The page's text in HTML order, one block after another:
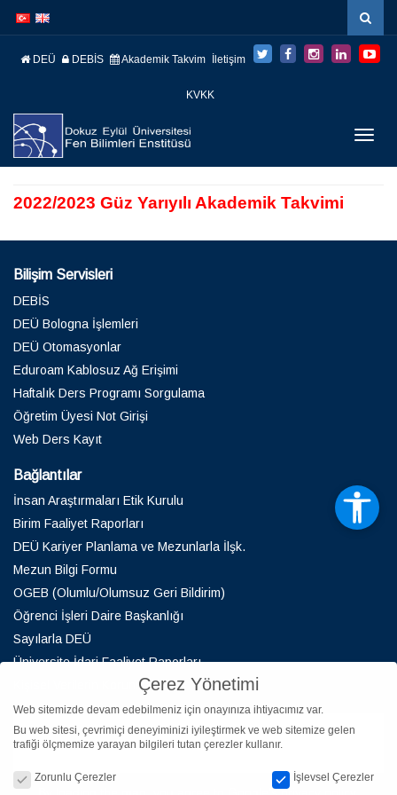
atla
atla
DEÜ DEBİS Akademik Takvim İletişim
KVKK
2022/2023 Güz Yarıyılı Akademik Takvimi
Bilişim Servisleri
DEBİS
DEÜ Bologna İşlemleri
DEÜ Otomasyonlar
Eduroam Kablosuz Ağ Erişimi
Haftalık Ders Programı Sorgulama
Öğretim Üyesi Not Girişi
Web Ders Kayıt
Bağlantılar
İnsan Araştırmaları Etik Kurulu
Birim Faaliyet Raporları
DEÜ Kariyer Planlama ve Mezunlarla İlşk.
Mezun Bilgi Formu
OGEB (Olumlu/Olumsuz Geri Bildirim)
Öğrenci İşleri Daire Başkanlığı
Sayılarla DEÜ
Üniversite İdari Faaliyet Raporları
Kişisel Verilerin KorunmasıÇerez Yönetimi
Web sitemizde devam edebilmeniz için onayınıza ihtiyacımız var.
Bu web sitesi, çevrimiçi deneyiminizi iyileştirmek ve web sitemize gelen
trafiği ölçmemize yarayan bilgileri tutan çerezler kullanır.
Zorunlu Çerezler
İşlevsel Çerezler